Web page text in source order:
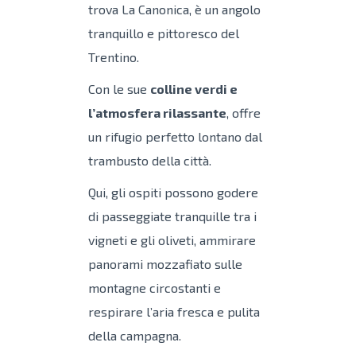
trova La Canonica, è un angolo
tranquillo e pittoresco del
Trentino.
Con le sue colline verdi e
l’atmosfera rilassante, offre
un rifugio perfetto lontano dal
trambusto della città.
Qui, gli ospiti possono godere
di passeggiate tranquille tra i
vigneti e gli oliveti, ammirare
panorami mozzafiato sulle
montagne circostanti e
respirare l’aria fresca e pulita
della campagna.